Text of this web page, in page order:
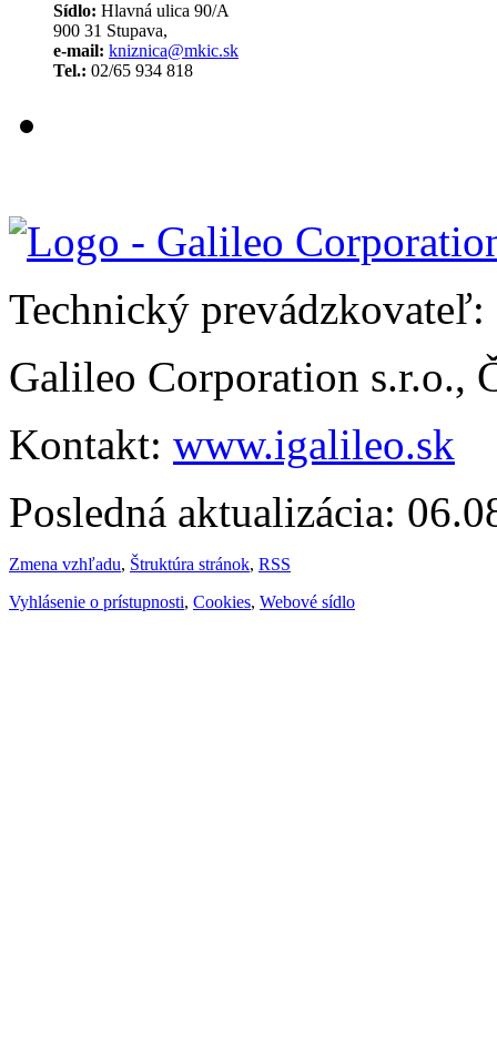
Sídlo: Hlavná ulica 90/A
900 31 Stupava,
e-mail: kniznica@mkic.sk
Tel.: 02/65 934 818
Technický prevádzkovateľ:
Galileo Corporation s.r.o.,
Kontakt: www.igalileo.sk
Posledná aktualizácia:
Zmena vzhľadu, Štruktúra stránok, RSS
Vyhlásenie o prístupnosti, Cookies, Webové sídlo